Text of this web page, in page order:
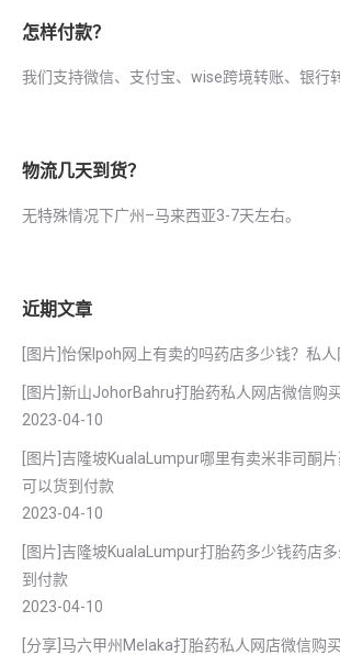
怎样付款？
我们支持微信、支付宝、wise跨境转账、银行
物流几天到货？
无特殊情况下广州–马来西亚3-7天左右。
近期文章
[图片]怡保lpoh网上有卖的吗药店多少钱？私
[图片]新山JohorBahru打胎药私人网店微信购
2023-04-10
[图片]吉隆坡KualaLumpur哪里有卖米非司酮
可以货到付款
2023-04-10
[图片]吉隆坡KualaLumpur打胎药多少钱药店
到付款
2023-04-10
[分享]马六甲州Melaka打胎药私人网店微信购